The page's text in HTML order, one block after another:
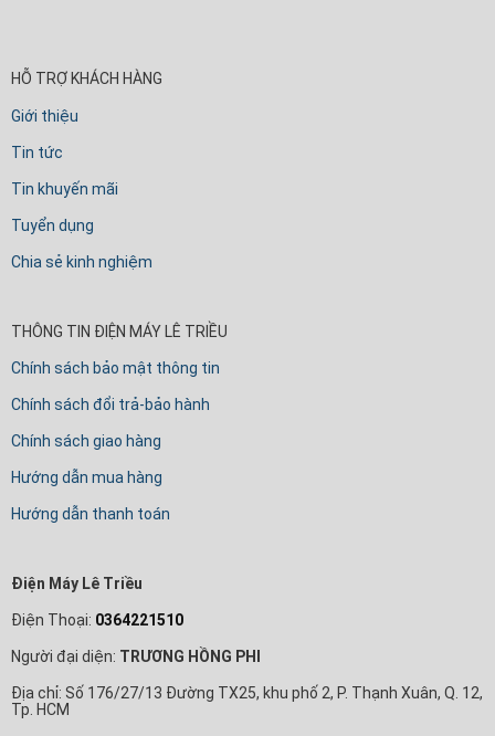
HỖ TRỢ KHÁCH HÀNG
Giới thiệu
Tin tức
Tin khuyến mãi
Tuyển dụng
Chia sẻ kinh nghiệm
THÔNG TIN ĐIỆN MÁY LÊ TRIỀU
Chính sách bảo mật thông tin
Chính sách đổi trả-bảo hành
Chính sách giao hàng
Hướng dẫn mua hàng
Hướng dẫn thanh toán
Điện Máy Lê Triều
Điện Thoại: 0364221510
Người đại diện: TRƯƠNG HỒNG PHI
Địa chỉ: Số 176/27/13 Đường TX25, khu phố 2, P. Thạnh Xuân, Q. 12,
Tp. HCM